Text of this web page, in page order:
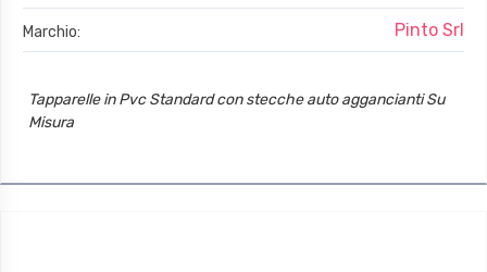
Marchio: Pinto Srl
Tapparelle in Pvc Standard con stecche auto aggancianti Su
Misura